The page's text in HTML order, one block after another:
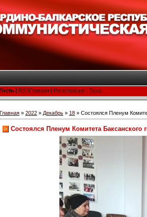
Гость RSSГлавная Регистрация Вход
Главная » 2022 » Декабрь » 18 » Состоялся Пленум
Состоялся Пленум Комитета Баксанского